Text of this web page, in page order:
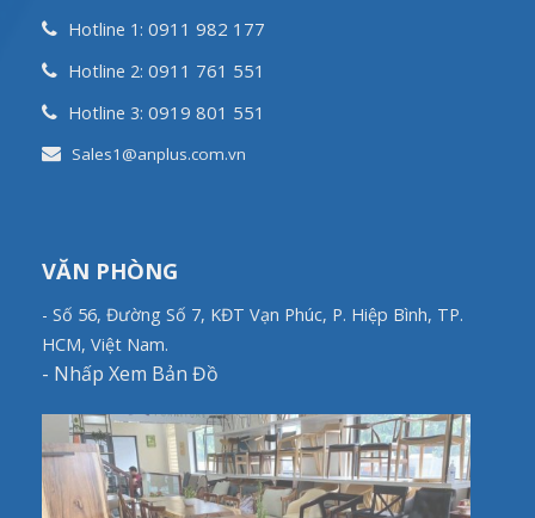
Hotline 1: 0911 982 177
Hotline 2: 0911 761 551
Hotline 3: 0919 801 551
Sales1@anplus.com.vn
VĂN PHÒNG
- Số 56, Đường Số 7, KĐT Vạn Phúc, P. Hiệp Bình, TP.
HCM, Việt Nam.
- Nhấp Xem Bản Đồ